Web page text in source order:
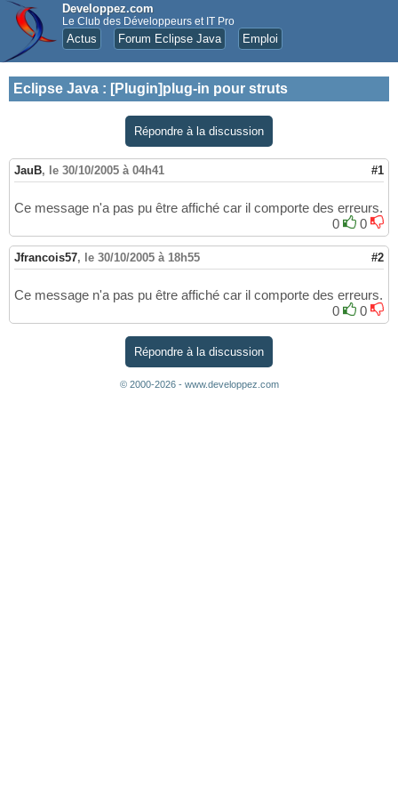
Developpez.com
Le Club des Développeurs et IT Pro
Actus Forum Eclipse Java Emploi
Eclipse Java : [Plugin]plug-in pour struts
Répondre à la discussion
JauB, le 30/10/2005 à 04h41 #1
Ce message n'a pas pu être affiché car il comporte des erreurs.
0
0
Jfrancois57, le 30/10/2005 à 18h55 #2
Ce message n'a pas pu être affiché car il comporte des erreurs.
0
0
Répondre à la discussion
© 2000-2026 - www.developpez.com